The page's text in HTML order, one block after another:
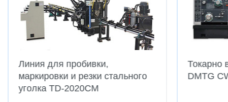
Линия для пробивки,
маркировки и резки стального
уголка TD-2020CM
Токарно
DMTG